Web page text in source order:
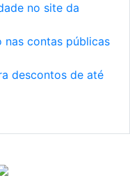
no site da
nas contas públicas
descontos de até